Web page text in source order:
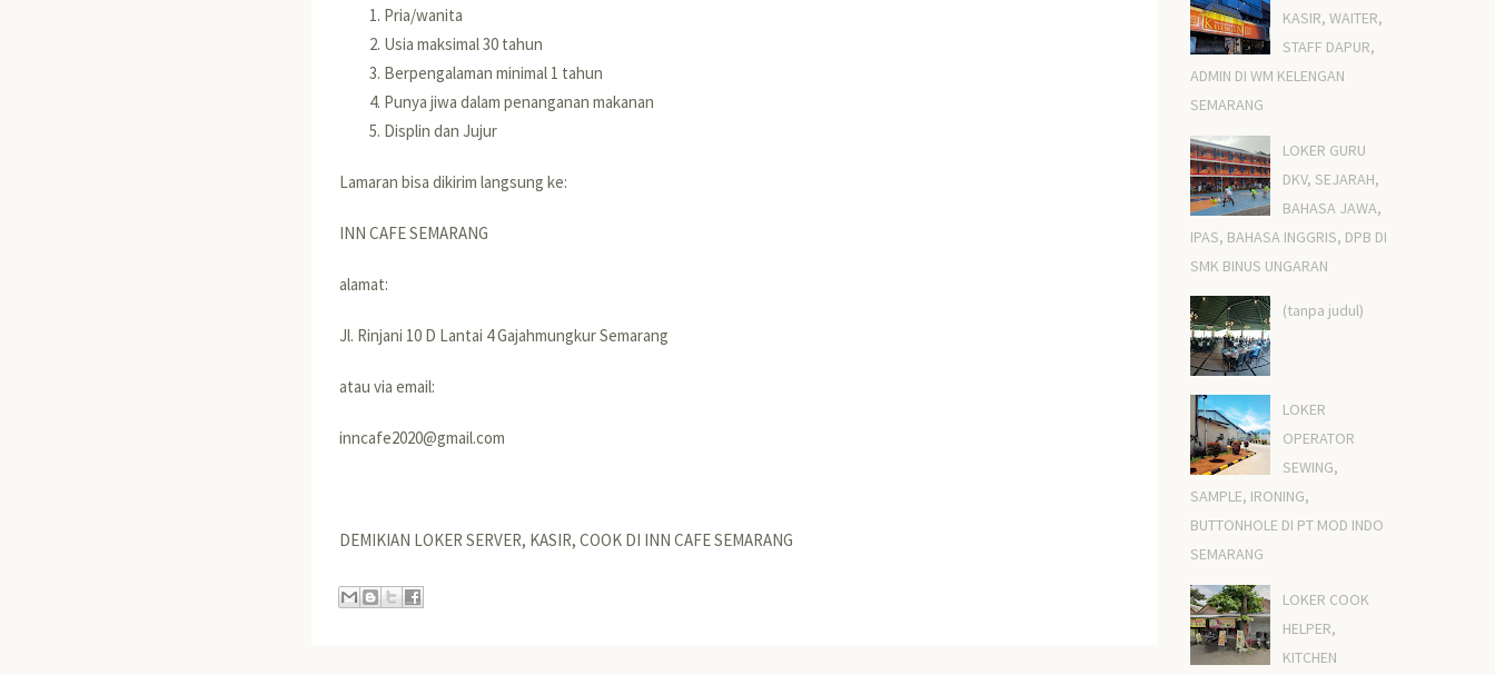
Pria/wanita
Usia maksimal 30 tahun
Berpengalaman minimal 1 tahun
Punya jiwa dalam penanganan makanan
Displin dan Jujur
Lamaran bisa dikirim langsung ke:
INN CAFE SEMARANG
alamat:
Jl. Rinjani 10 D Lantai 4 Gajahmungkur Semarang
atau via email:
inncafe2020@gmail.com
DEMIKIAN LOKER SERVER, KASIR, COOK DI INN CAFE SEMARANG
KASIR, WAITER,
STAFF DAPUR,
ADMIN DI WM KELENGAN
SEMARANG
LOKER GURU
DKV, SEJARAH,
BAHASA JAWA,
IPAS, BAHASA INGGRIS, DPB DI
SMK BINUS UNGARAN
(tanpa judul)
LOKER
OPERATOR
SEWING,
SAMPLE, IRONING,
BUTTONHOLE DI PT MOD INDO
SEMARANG
LOKER COOK
HELPER,
KITCHEN